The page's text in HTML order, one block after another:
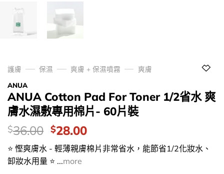
護膚 保濕 爽膚 + 保濕噴霧
爽膚
ANUA
ANUA Cotton Pad For Toner 1/2省水 爽
膚水濕敷專用棉片- 60片裝
價
錢：
$36.00 Original
price
was:
$36.00.
$28.00Current
price
is:
⭐ 慳爽膚水 - 輕薄親膚棉片非常省水，能節省1/2化妝水、
卸妝水用量 ⭐ ...more